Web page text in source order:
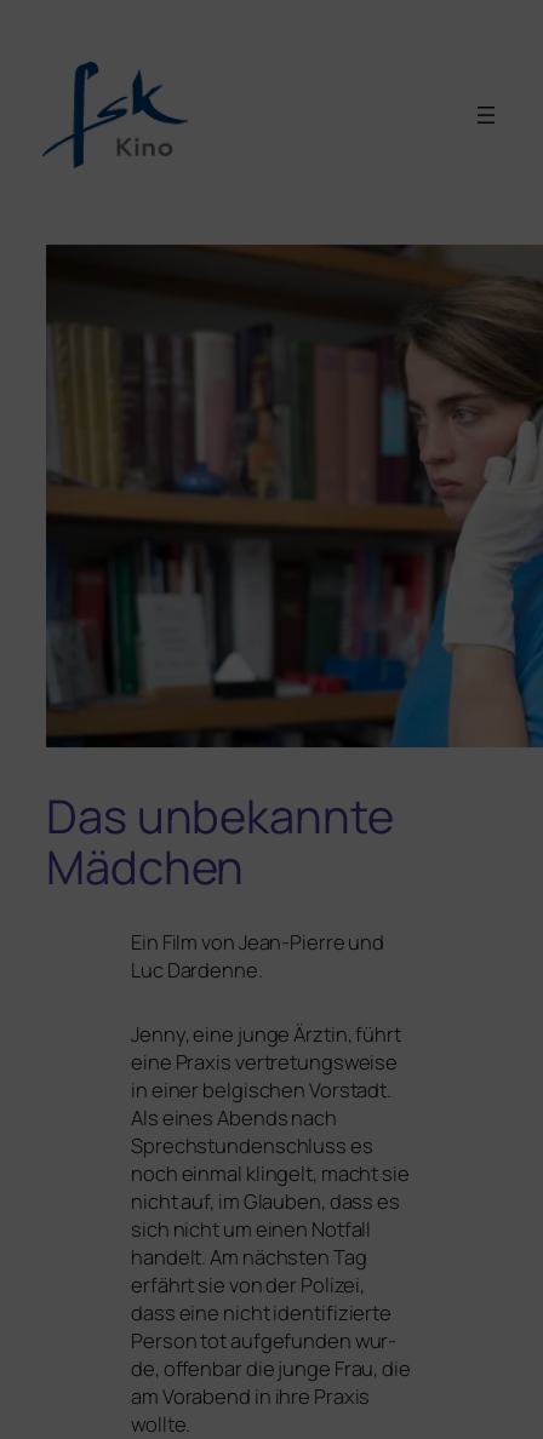
Das unbekannte
Mädchen
Ein Film von Jean-Pierre und
Luc Dardenne.
Jenny, eine jun­ge Ärztin, führt
eine Praxis ver­tre­tungs­wei­se
in einer bel­gi­schen Vorstadt.
Als eines Abends nach
Sprechstundenschluss es
noch ein­mal klin­gelt, macht sie
nicht auf, im Glauben, dass es
sich nicht um einen Notfall
han­delt. Am nächs­ten Tag
erfährt sie von der Polizei,
dass eine nicht iden­ti­fi­zier­te
Person tot auf­ge­fun­den wur­
de, offen­bar die jun­ge Frau, die
am Vorabend in ihre Praxis
wollte.